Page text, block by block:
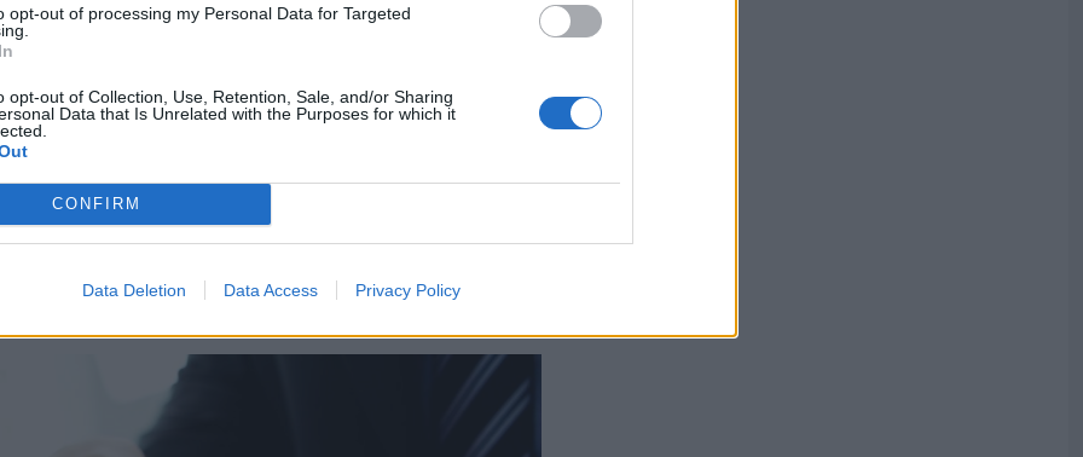
opt-out of processing my Personal Data for Targeted
opt-out of Collection, Use, Retention, Sale, and/or Sharing
Data that Is Unrelated with the Purposes for which it
CONFIRM
Data Deletion Data Access Privacy Policy
2023 azonos időszakában – derül ki az
cégbíróság (ONRC) vasárnap közölt adataiból.
harmadjára került lista első helyére: a
mutat a legnagyobb arányú növekedést.
volt az év eleje óta megszüntetett
időszakban: 99,71 százalékos